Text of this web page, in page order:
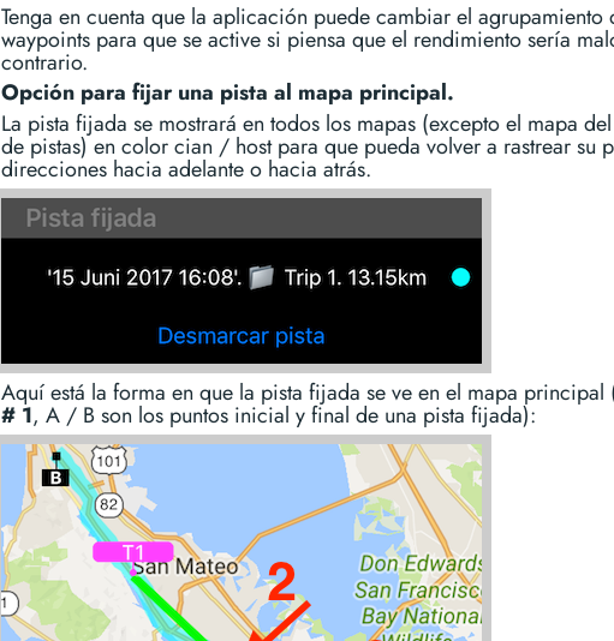
Tenga en cuenta que la aplicación puede cambiar el agrupamiento
waypoints para que se active si piensa que el rendimiento sería
contrario.
Opción para fijar una pista al mapa principal.
La pista fijada se mostrará en todos los mapas (excepto el mapa
de pistas) en color cian / host para que pueda volver a rastrear su
direcciones hacia adelante o hacia atrás.
Aquí está la forma en que la pista fijada se ve en el mapa principal
# 1, A / B son los puntos inicial y final de una pista fijada):